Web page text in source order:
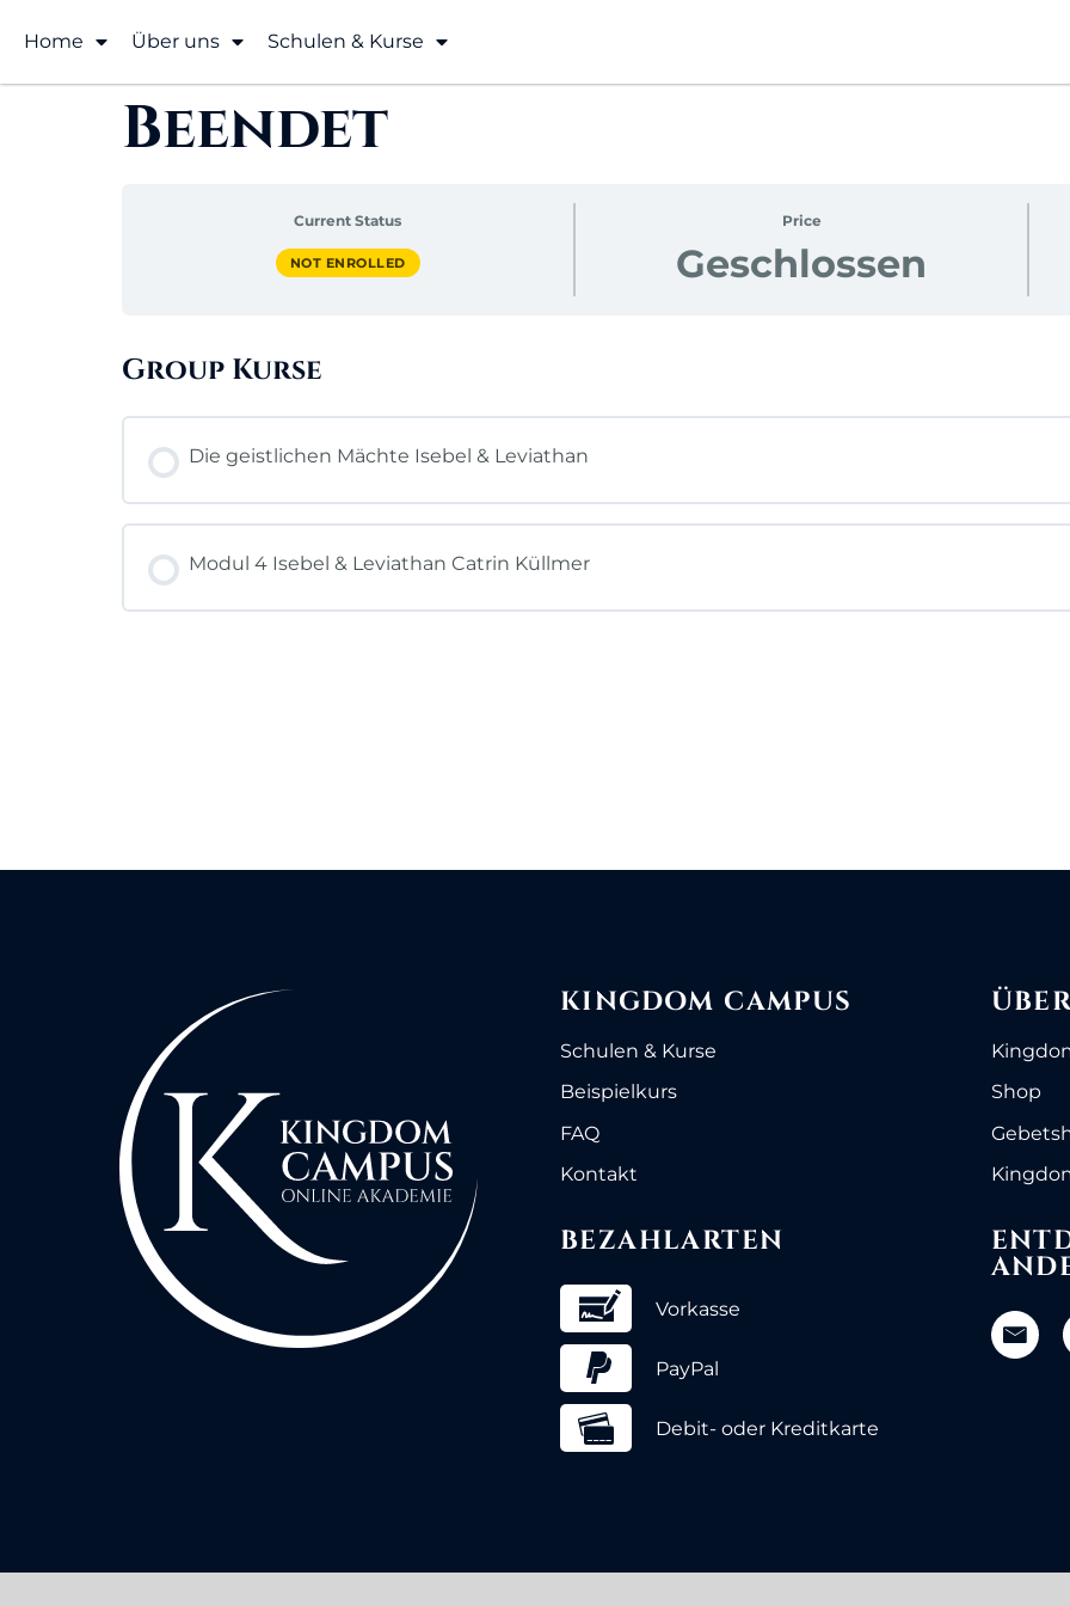
Home Über uns Schulen & Kurse
Beendet
Current Status
NOT ENROLLED
Price
Geschlossen
Group Kurse
Die geistlichen Mächte Isebel & Leviathan
Modul 4 Isebel & Leviathan Catrin Küllmer
KINGDOM CAMPUS
Schulen & Kurse
Beispielkurs
FAQ
Kontakt
Shop
BEZAHLARTEN
Vorkasse
PayPal
Debit- oder Kreditkarte